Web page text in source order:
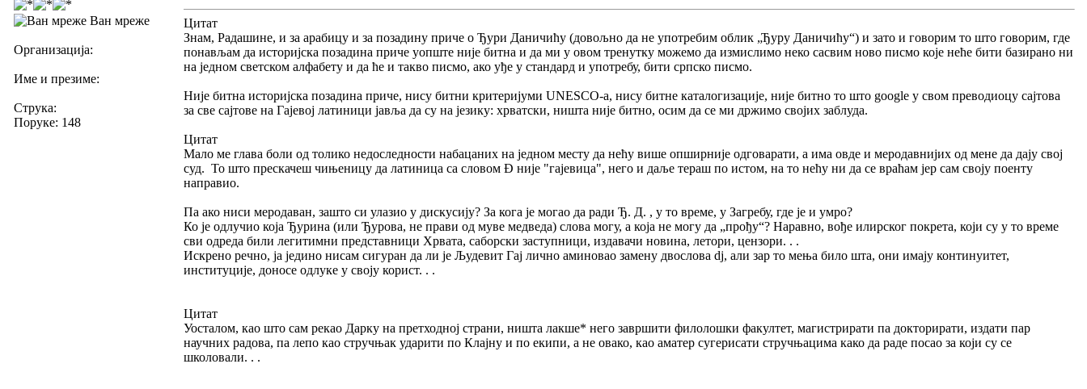
Ван мреже
Организација:
Име и презиме:
Струка:
Поруке: 148
Цитат
Знам, Радашине, и за арабицу и за позадину приче о Ђури Даничићу (довољно да не употребим облик „Ђуру Даничићу“) и зато и говорим то што говорим, где
понављам да историјска позадина приче уопште није битна и да ми у овом тренутку можемо да измислимо неко сасвим ново писмо које неће бити базирано ни
на једном светском алфабету и да ће и такво писмо, ако уђе у стандард и употребу, бити српско писмо.
Није битна историјска позадина приче, нису битни критеријуми UNESCO-a, нису битне каталогизације, није битно то што googlе у свом преводиоцу сајтова
за све сајтове на Гајевој латиници јавља да су на језику: хрватски, ништа није битно, осим да се ми држимо својих заблуда.
Цитат
Мало ме глава боли од толико недоследности набацаних на једном месту да нећу више опширније одговарати, а има овде и меродавнијих од мене да дају свој
суд. То што прескачеш чињеницу да латиница са словом Đ није "гајевица", него и даље тераш по истом, на то нећу ни да се враћам јер сам своју поенту
направио.
Па ако ниси меродаван, зашто си улазио у дискусију? За кога је могао да ради Ђ. Д. , у то време, у Загребу, где је и умро?
Ко је одлучио која Ђурина (или Ђурова, не прави од муве медведа) слова могу, а која не могу да „прођу“? Наравно, вође илирског покрета, који су у то време
сви одреда били легитимни представници Хрвата, саборски заступници, издавачи новина, летори, цензори. . .
Искрено речно, ја једино нисам сигуран да ли је Људевит Гај лично аминовао замену двослова dj, али зар то мења било шта, они имају континуитет,
институције, доносе одлуке у своју корист. . .
Цитат
Уосталом, као што сам рекао Дарку на претходној страни, ништа лакше* него завршити филолошки факултет, магистрирати па докторирати, издати пар
научних радова, па лепо као стручњак ударити по Клајну и по екипи, а не овако, као аматер сугерисати стручњацима како да раде посао за који су се
школовали. . .